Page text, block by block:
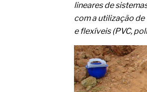
lineares de
com a utilização
e flexíveis (PVC,